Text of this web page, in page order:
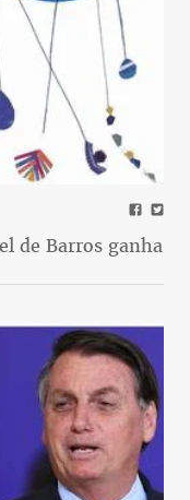
de Barros ganha